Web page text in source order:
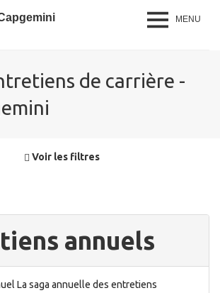
MENU
de carrière -
Voir les filtres
annuels
La saga annuelle des entretiens